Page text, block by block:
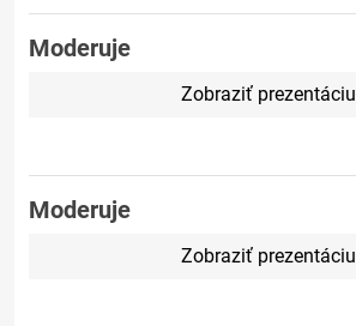
Moderuje
Zobraziť prezentáciu
Moderuje
Zobraziť prezentáciu